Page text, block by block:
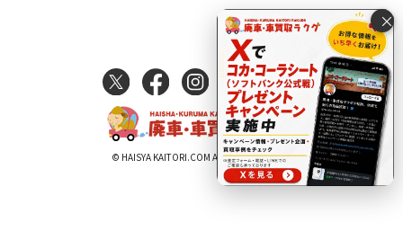
×
© HAISYA KAITORI.COM All Rights Reserved.